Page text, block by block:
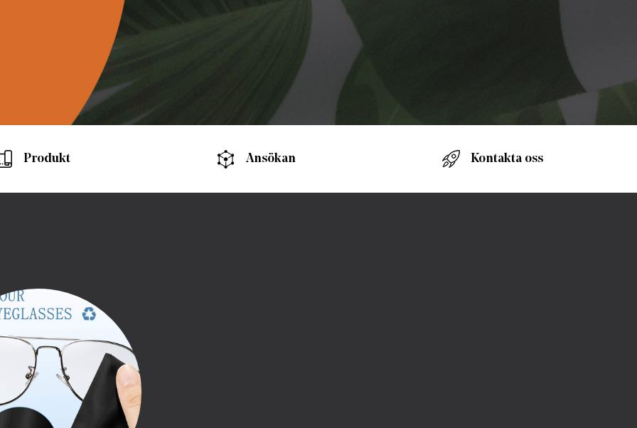
Produkt Ansökan Kontakta oss